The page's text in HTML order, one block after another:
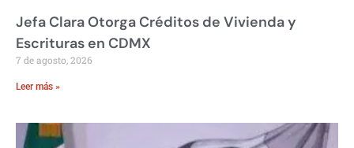
Jefa Clara Otorga Créditos de Vivienda y
Escrituras en CDMX
7 de agosto, 2026
Leer más »